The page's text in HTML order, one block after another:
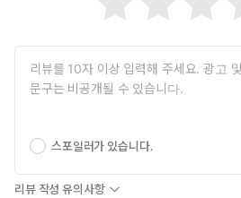
스포일러가 있습니다.
리뷰 작성 유의사항